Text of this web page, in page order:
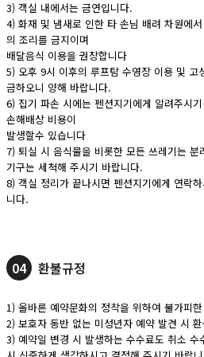
3) 객실 내에서는 금연입니다.
4) 화재 및 냄새로 인한 타 손님 배려 차원에
의 조리를 금지이며
배달음식 이용을 권장합니다
5) 오후 9시 이후의 루프탐 수영장 이용 및 고
금하오니 양해 바랍니다.
6) 집기 파손 시에는 펜션지기에게 알려주시
손해배상 비용이
발생할수 있습니다
7) 퇴실 시 음식물을 비롯한 모든 쓰레기는
기구는 세척해 주시기 바랍니다.
8) 객실 정리가 끝나시면 펜션지기에게 연락
니다.
04 환불규정
1) 올바른 예약문화의 정착을 위하여 불가피
2) 보호자 동반 없는 미성년자 예약 발견 시
3) 예약일 변경 시 발생하는 수수료도 취소